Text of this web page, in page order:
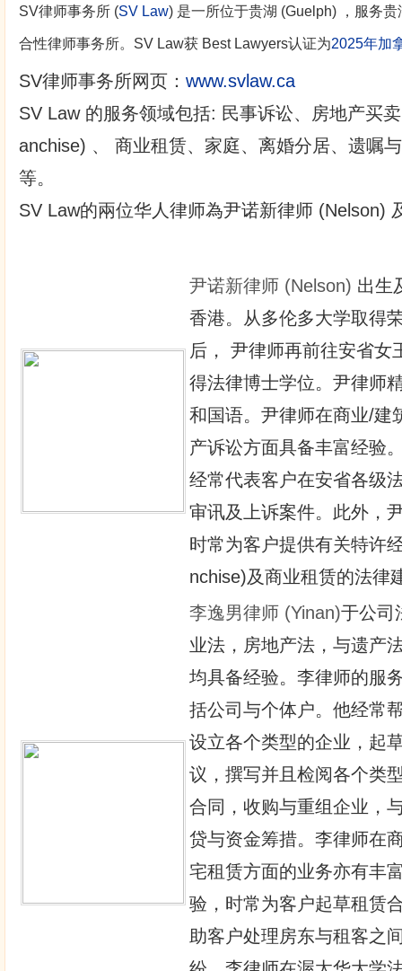
SV律师事务所 (SV Law) 是一所位于贵湖 (Guelph) ，服务
合性律师事务所。SV Law获 Best Lawyers认证为2025年加
SV律师事务所网页： www.svlaw.ca
SV Law 的服务领域包括: 民事诉讼、房地产买
anchise) 、 商业租赁、家庭、离婚分居、遗嘱
等。
SV Law的兩位华人律师為尹诺新律师 (Nelson)
尹诺新律师 (Nelson) 出生
香港。从多伦多大学取得
后， 尹律师再前往安省女
得法律博士学位。尹律师
和国语。尹律师在商业/建
产诉讼方面具备丰富经验
经常代表客户在安省各级
审讯及上诉案件。此外，
时常为客户提供有关特许
nchise)及商业租赁的法律
李逸男律师 (Yinan)于公司
业法，房地产法，与遗产
均具备经验。李律师的服
括公司与个体户。他经常
设立各个类型的企业，起
议，撰写并且检阅各个类
合同，收购与重组企业，
贷与资金筹措。李律师在
宅租赁方面的业务亦有丰
验，时常为客户起草租赁
助客户处理房东与租客之